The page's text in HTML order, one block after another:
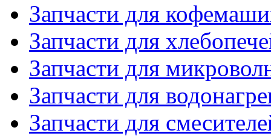
Запчасти для
Запчасти для
Запчасти для
Запчасти для
Запчасти для